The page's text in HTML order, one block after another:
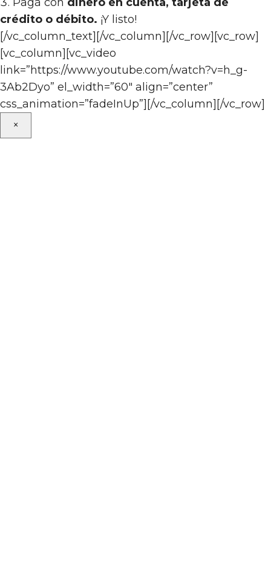
crédito o débito. ¡Y listo!
[/vc_column_text][/vc_column][/vc_row][vc_row]
[vc_column][vc_video
link=”https://www.youtube.com/watch?v=h_g-
3Ab2Dyo” el_width=”60″ align=”center”
css_animation=”fadeInUp”][/vc_column][/vc_row]
×